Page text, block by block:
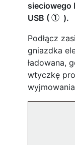
sieciowego
USB ( q ).
Podłącz
gniazdka
ładowana,
wtyczkę